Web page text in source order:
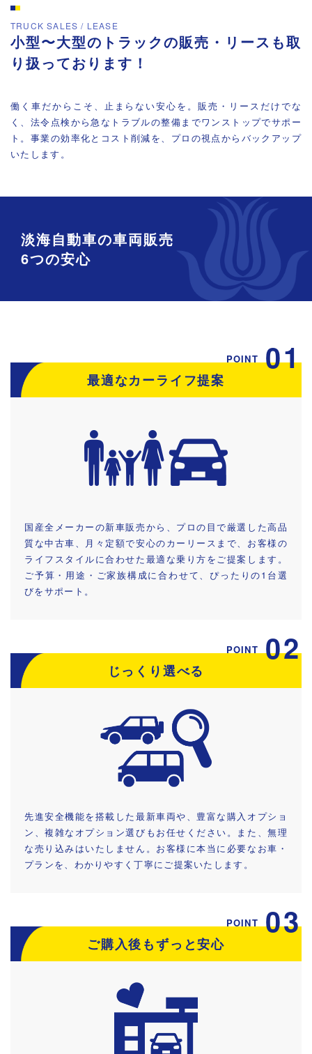
TRUCK SALES / LEASE
小型〜大型のトラックの販売・リースも取
り扱っております！
働く車だからこそ、止まらない安心を。販売・リースだけでな
く、法令点検から急なトラブルの整備までワンストップでサポー
ト。事業の効率化とコスト削減を、プロの視点からバックアップ
いたします。
淡海自動車の車両販売
6つの安心
POINT 01
最適なカーライフ提案
国産全メーカーの新車販売から、プロの目で厳選した高品
質な中古車、月々定額で安心のカーリースまで、お客様の
ライフスタイルに合わせた最適な乗り方をご提案します。
ご予算・用途・ご家族構成に合わせて、ぴったりの1台選
びをサポート。
POINT 02
じっくり選べる
先進安全機能を搭載した最新車両や、豊富な購入オプショ
ン、複雑なオプション選びもお任せください。また、無理
な売り込みはいたしません。お客様に本当に必要なお車・
プランを、わかりやすく丁寧にご提案いたします。
POINT 03
ご購入後もずっと安心